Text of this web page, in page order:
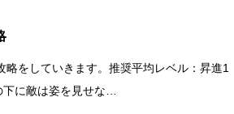
をしていきます。推奨平均レベル：昇進1
に敵は姿を見せな…